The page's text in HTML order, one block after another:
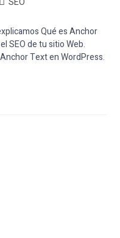
Qué es Anchor
SEO de tu sitio Web.
Text en WordPress.